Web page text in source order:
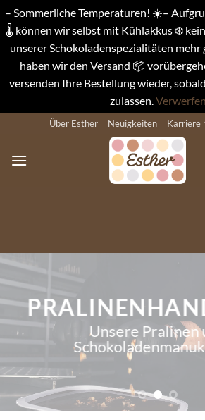
– Sommerliche Temperaturen! ☀️–
🌡️ können wir selbst mit Kühlakkus ❄️
unserer Schokoladenspezialitäten
haben wir den Versand 📦
versenden Ihre Bestellung wieder,
zulassen.Verwerfen
springen
Über Esther Neuigkeiten Karriere
Unsere Pralinen